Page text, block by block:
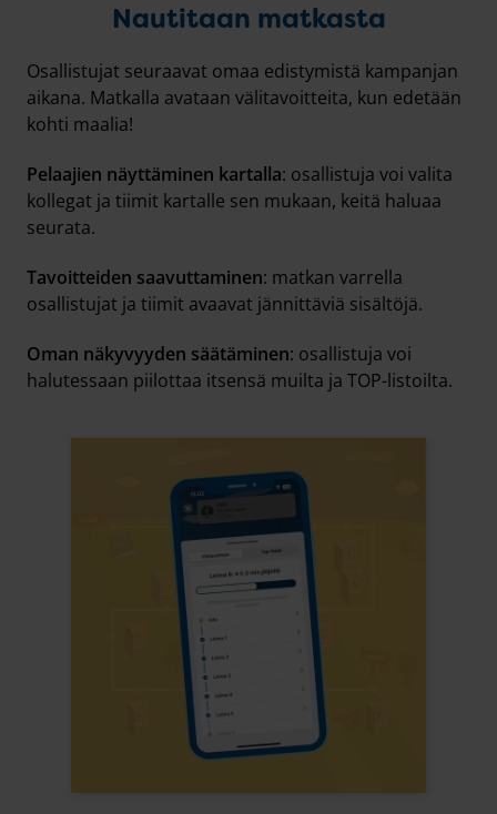
Nautitaan matkasta
Osallistujat seuraavat omaa edistymistä kampanjan
aikana. Matkalla avataan välitavoitteita, kun edetään
kohti maalia!
Pelaajien näyttäminen kartalla: osallistuja voi valita
kollegat ja tiimit kartalle sen mukaan, keitä haluaa
seurata.
Tavoitteiden saavuttaminen: matkan varrella
osallistujat ja tiimit avaavat jännittäviä sisältöjä.
Oman näkyvyyden säätäminen: osallistuja voi
halutessaan piilottaa itsensä muilta ja TOP-listoilta.